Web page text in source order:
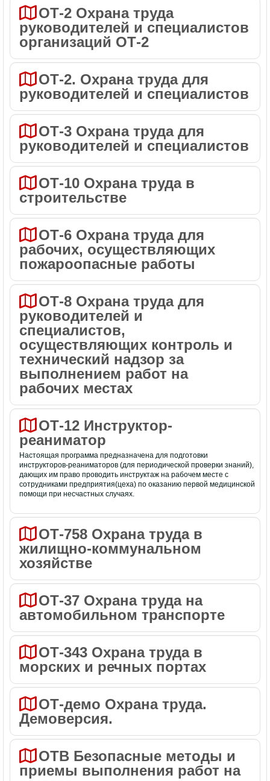
ОТ-2 Охрана труда
руководителей и специалистов
организаций ОТ-2
ОТ-2. Охрана труда для
руководителей и специалистов
ОТ-3 Охрана труда для
руководителей и специалистов
ОТ-10 Охрана труда в
строительстве
ОТ-6 Охрана труда для
рабочих, осуществляющих
пожароопасные работы
ОТ-8 Охрана труда для
руководителей и
специалистов,
осуществляющих контроль и
технический надзор за
выполнением работ на
рабочих местах
ОТ-12 Инструктор-
реаниматор
Настоящая программа предназначена для подготовки
инструкторов-реаниматоров (для периодической проверки знаний),
дающих им право проводить инструктаж на рабочем месте с
сотрудниками предприятия(цеха) по оказанию первой медицинской
помощи при несчастных случаях.
ОТ-758 Охрана труда в
жилищно-коммунальном
хозяйстве
ОТ-37 Охрана труда на
автомобильном транспорте
ОТ-343 Охрана труда в
морских и речных портах
ОТ-демо Охрана труда.
Демоверсия.
ОТВ Безопасные методы и
приемы выполнения работ на